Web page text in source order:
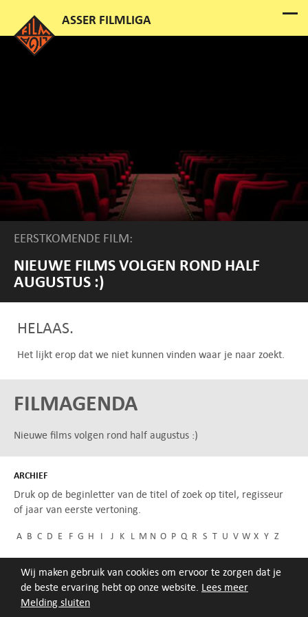
Melding sluiten
Wij maken gebruik van cookies om ervoor te zorgen dat je
de beste ervaring hebt op onze website. Lees meer
EERSTKOMENDE FILM:
NIEUWE FILMS VOLGEN ROND HALF
AUGUSTUS :)
HELAAS.
Het lijkt erop dat we niet kunnen vinden waar je naar zoekt.
FILMAGENDA
Nieuwe films volgen rond half augustus :)
ARCHIEF
Druk op de beginletter van de titel of zoek op titel, regisseur
of jaar van eerste vertoning.
A B C D E F G H I J K L M N O P Q R S T U V W X Y Z